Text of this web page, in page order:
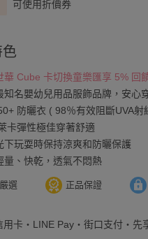
可使用折價券
華 Cube 卡切換童樂匯享 5% 回
知名嬰幼兒用品服飾品牌，安心
防曬衣 ( 98％有效阻斷UVA射
卡彈性極佳穿著舒適
下玩耍時保持涼爽和防曬保護
量、快乾，透氣不悶熱
選 正品保證
用卡・LINE Pay・街口支付・先